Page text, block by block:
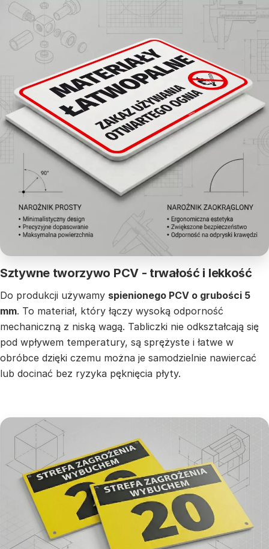
Sztywne tworzywo PCV - trwałość i lekkość
Do produkcji używamy spienionego PCV o grubości 5
mm. To materiał, który łączy wysoką odporność
mechaniczną z niską wagą. Tabliczki nie odkształcają się
pod wpływem temperatury, są sprężyste i łatwe w
obróbce dzięki czemu można je samodzielnie nawiercać
lub docinać bez ryzyka pęknięcia płyty.